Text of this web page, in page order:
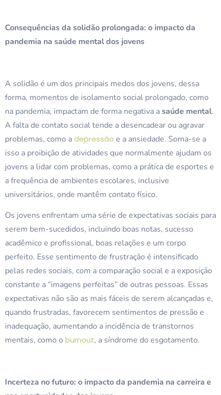
Consequências da solidão prolongada: o impacto da
pandemia na saúde mental dos jovens
A solidão é um dos principais medos dos jovens, dessa
forma, momentos de isolamento social prolongado, como
na pandemia, impactam de forma negativa asaúde mental.
A falta de contato social tende a desencadear ou agravar
problemas, como adepressão e a ansiedade. Soma-se a
isso a proibição de atividades que normalmente ajudam os
jovens a lidar com problemas, como a prática de esportes e
a frequência de ambientes escolares, inclusive
universitários, onde mantêm contato físico.
Os jovens enfrentam uma série de expectativas sociais para
serem bem-sucedidos, incluindo boas notas, sucesso
acadêmico e profissional, boas relações e um corpo
perfeito. Esse sentimento de frustração é intensificado
pelas redes sociais, com a comparação social e a exposição
constante a “imagens perfeitas” de outras pessoas. Essas
expectativas não são as mais fáceis de serem alcançadas e,
quando frustradas, favorecem sentimentos de pressão e
inadequação, aumentando a incidência de transtornos
mentais, como o burnout, a síndrome do esgotamento.
Incerteza no futuro: o impacto da pandemia na carreira e